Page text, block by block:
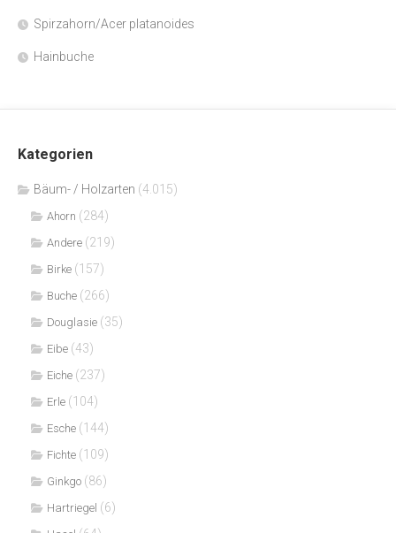
Spirzahorn/Acer platanoides
Hainbuche
Kategorien
Bäum- / Holzarten (4.015)
Ahorn (284)
Andere (219)
Birke (157)
Buche (266)
Douglasie (35)
Eibe (43)
Eiche (237)
Erle (104)
Esche (144)
Fichte (109)
Ginkgo (86)
Hartriegel (6)